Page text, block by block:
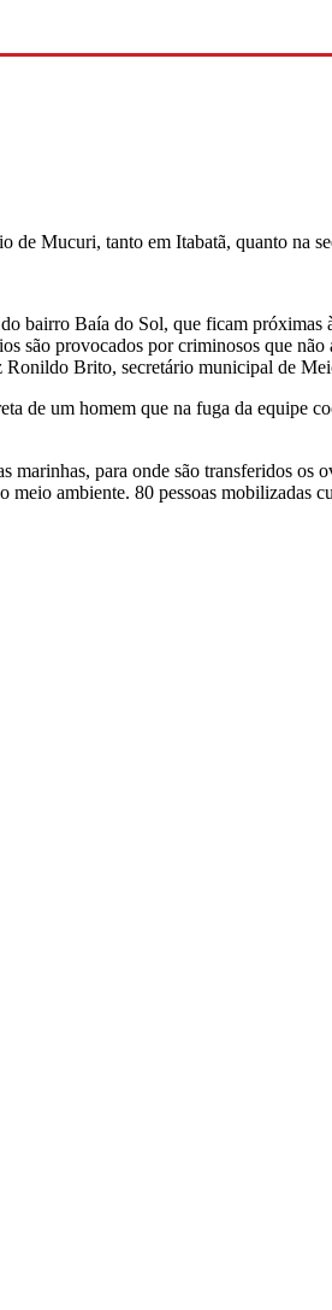
de Mucuri, tanto em Itabatã, quanto na
bairro Baía do Sol, que ficam próximas
são provocados por criminosos que não
Ronildo Brito, secretário municipal de
de um homem que na fuga da equipe
para onde são transferidos os
meio ambiente. 80 pessoas mobilizadas